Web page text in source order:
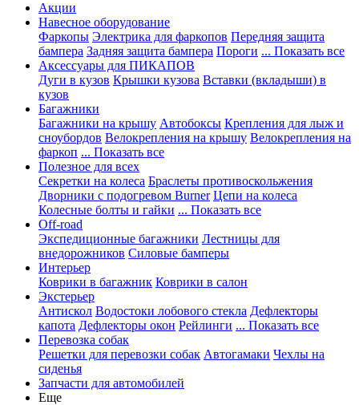
Акции
Навесное оборудование
Фаркопы Электрика для фаркопов Передняя защита
бампера Задняя защита бампера Пороги ... Показать все
Аксессуары для ПИКАПОВ
Дуги в кузов Крышки кузова Вставки (вкладыши) в
кузов
Багажники
Багажники на крышу Автобоксы Крепления для лыж и
сноубордов Велокрепления на крышу Велокрепления на
фаркоп ... Показать все
Полезное для всех
Секретки на колеса Браслеты противоскольжения
Дворники с подогревом Burner Цепи на колеса
Колесные болты и гайки ... Показать все
Off-road
Экспедиционные багажники Лестницы для
внедорожников Силовые бамперы
Интерьер
Коврики в багажник Коврики в салон
Экстерьер
Антискол Водостоки лобового стекла Дефлекторы
капота Дефлекторы окон Рейлинги ... Показать все
Перевозка собак
Решетки для перевозки собак Автогамаки Чехлы на
сиденья
Запчасти для автомобилей
Еще